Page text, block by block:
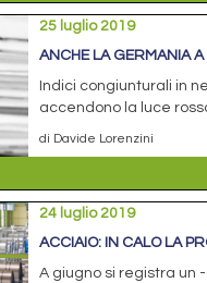
25 luglio 2019
ANCHE LA GERMANIA
Indici congiunturali in
accendono la luce
di Davide Lorenzini
24 luglio 2019
ACCIAIO: IN CALO LA
A giugno si registra un